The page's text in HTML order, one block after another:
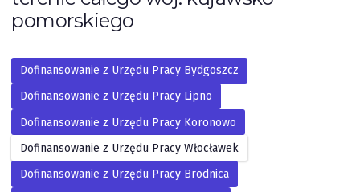
pomorskiego
Dofinansowanie z Urzędu Pracy Bydgoszcz
Dofinansowanie z Urzędu Pracy Lipno
Dofinansowanie z Urzędu Pracy Koronowo
Dofinansowanie z Urzędu Pracy Włocławek
Dofinansowanie z Urzędu Pracy Brodnica